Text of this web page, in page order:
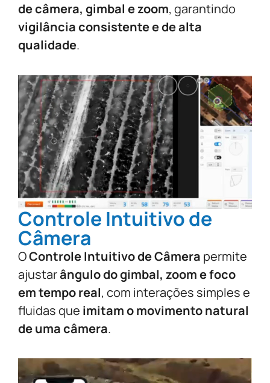
de câmera, gimbal e zoom, garantindo
vigilância consistente e de alta
qualidade.
Controle Intuitivo de
Câmera
OControle Intuitivo de Câmera permite
ajustarângulo do gimbal, zoom e foco
em tempo real, com interações simples e
fluidas que imitam o movimento natural
de uma câmera.